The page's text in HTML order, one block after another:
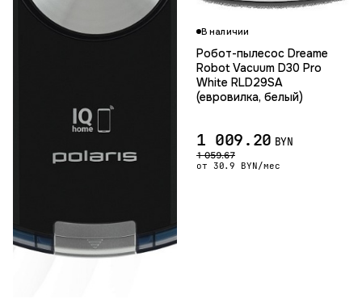
В наличии
Робот-пылесос Dreame
Robot Vacuum D30 Pro
White RLD29SA
(евровилка, белый)
1 009.20 BYN
1 059.67
от 30.9 BYN/мес